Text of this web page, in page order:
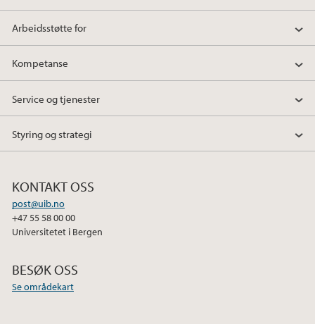
Arbeidsstøtte for
Kompetanse
Service og tjenester
Styring og strategi
KONTAKT OSS
post@uib.no
+47 55 58 00 00
Universitetet i Bergen
BESØK OSS
Se områdekart